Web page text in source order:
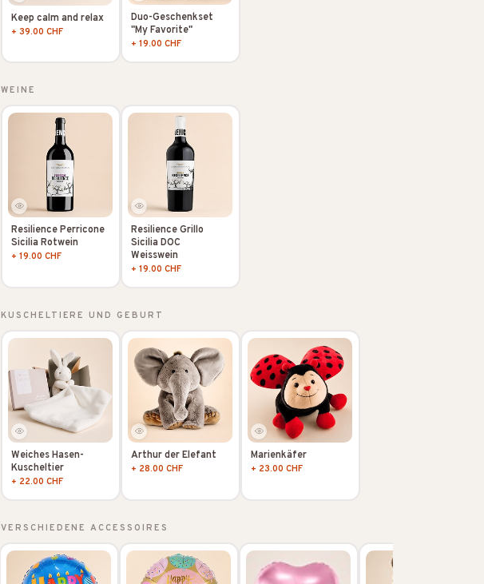
Keep calm and relax
+ 39.00 CHF
Duo-Geschenkset
"My Favorite"
+ 19.00 CHF
WEINE
Resilience Perricone
Sicilia Rotwein
+ 19.00 CHF
Resilience Grillo
Sicilia DOC
Weisswein
+ 19.00 CHF
KUSCHELTIERE UND GEBURT
Weiches Hasen-
Kuscheltier
+ 22.00 CHF
Arthur der Elefant
+ 28.00 CHF
Marienkäfer
+ 23.00 CHF
VERSCHIEDENE ACCESSOIRES